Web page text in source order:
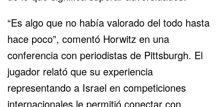
“Es algo que no había valorado del todo hasta
hace poco”, comentó Horwitz en una
conferencia con periodistas de Pittsburgh. El
jugador relató que su experiencia
representando a Israel en competiciones
internacionales le permitió conectar con